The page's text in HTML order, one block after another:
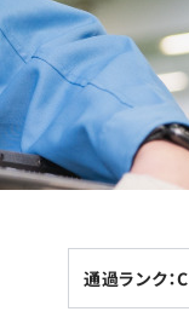
通過ランク：C